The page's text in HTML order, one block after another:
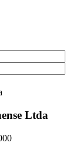
Ltda